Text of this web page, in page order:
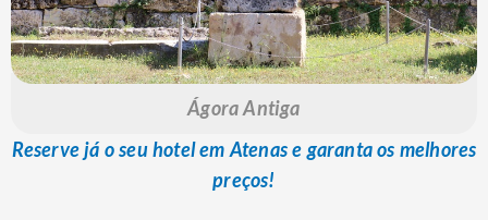
Ágora Antiga
Reserve já o seu hotel em Atenas e garanta os melhores
preços!